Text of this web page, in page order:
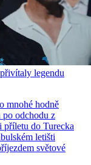
legendu
mnohé hodně
odchodu z
do Turecka
letišti
světové